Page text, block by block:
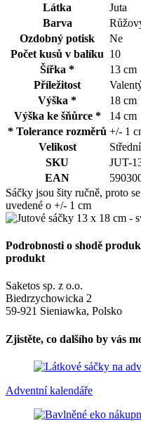
Látka
Juta
Barva
Ozdobný potisk
Ne
Počet kusů v balíku 10
Šířka *
13 cm
Příležitost
Výška *
18 cm
Výška ke šňůrce *
14 cm
* Tolerance rozměrů +/- 1
Velikost
Střední
SKU
JUT-
EAN
Sáčky jsou šity ručně, proto
uvedené o +/- 1 cm
Podrobnosti o shodě
produkt
Saketos sp. z o.o.
Biedrzychowicka 2
59-921 Sieniawka, Polsko
Zjistěte, co dalšího by vás
Adventní kalendáře